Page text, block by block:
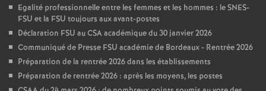
Egalité professionnelle entre les femmes et les hommes : le SNES-
FSU et la FSU toujours aux avant-postes
Déclaration FSU au CSA académique du 30 janvier 2026
Communiqué de Presse FSU académie de Bordeaux - Rentrée 2026
Préparation de la rentrée 2026 dans les établissements
Préparation de rentrée 2026 : après les moyens, les postes